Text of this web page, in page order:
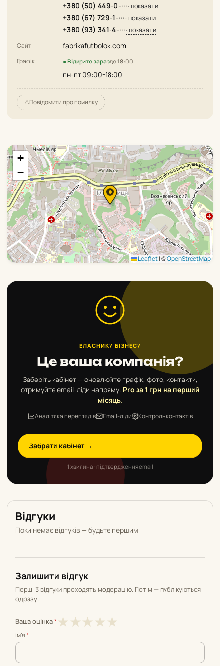
+380 (50) 449-0-···· показати
+380 (67) 729-1-···· показати
+380 (93) 341-4-···· показати
Сайт fabrikafutbolok.com
Графік ● Відкрито зараздо 18:00
пн-пт 09:00-18:00
⚠️Повідомити про помилку
+
−
Leaflet|©OpenStreetMap
ВЛАСНИКУ БІЗНЕСУ
Це ваша компанія?
Заберіть кабінет — оновлюйте графік, фото, контакти,
отримуйте email-ліди напряму. Pro за 1 грн на перший
місяць.
Аналітика переглядів Email-ліди Контроль контактів
Забрати кабінет →
1 хвилина · підтвердження email
Відгуки
Поки немає відгуків — будьте першим
Залишити відгук
Перші 3 відгуки проходять модерацію. Потім — публікуються
одразу.
Ваша оцінка* ★
5
★4
5
★3
5
★2
5
★1
5
Імʼя*